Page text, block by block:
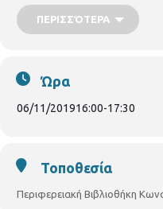
θέσεις είναι περιορισμένες
προτεραιότητας, ενώ θα
(Κωνσταντινουπόλεως 45,
ΠΕΡΙΣΣΌΤΕΡΑ
Ώρα
06/11/201916:00-17:30
Τοποθεσία
Περιφερειακή Βιβλιοθήκη